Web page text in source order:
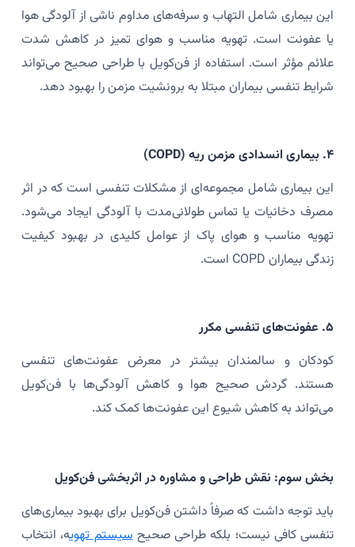
این بیماری شامل التهاب و سرفه‌های مداوم ناشی از آلودگی هوا
یا عفونت است. تهویه مناسب و هوای تمیز در کاهش شدت
علائم مؤثر است. استفاده از فن‌کویل با طراحی صحیح می‌تواند
شرایط تنفسی بیماران مبتلا به برونشیت مزمن را بهبود دهد.
۴. بیماری انسدادی مزمن ریه (COPD)
این بیماری شامل مجموعه‌ای از مشکلات تنفسی است که در اثر
مصرف دخانیات یا تماس طولانی‌مدت با آلودگی ایجاد می‌شود.
تهویه مناسب و هوای پاک از عوامل کلیدی در بهبود کیفیت
زندگی بیماران COPD است.
۵. عفونت‌های تنفسی مکرر
کودکان و سالمندان بیشتر در معرض عفونت‌های تنفسی
هستند. گردش صحیح هوا و کاهش آلودگی‌ها با فن‌کویل
می‌تواند به کاهش شیوع این عفونت‌ها کمک کند.
بخش سوم: نقش طراحی و مشاوره در اثربخشی فن‌کویل
باید توجه داشت که صرفاً داشتن فن‌کویل برای بهبود بیماری‌های
تنفسی کافی نیست؛ بلکه طراحی صحیحسیستم تهویه، انتخاب